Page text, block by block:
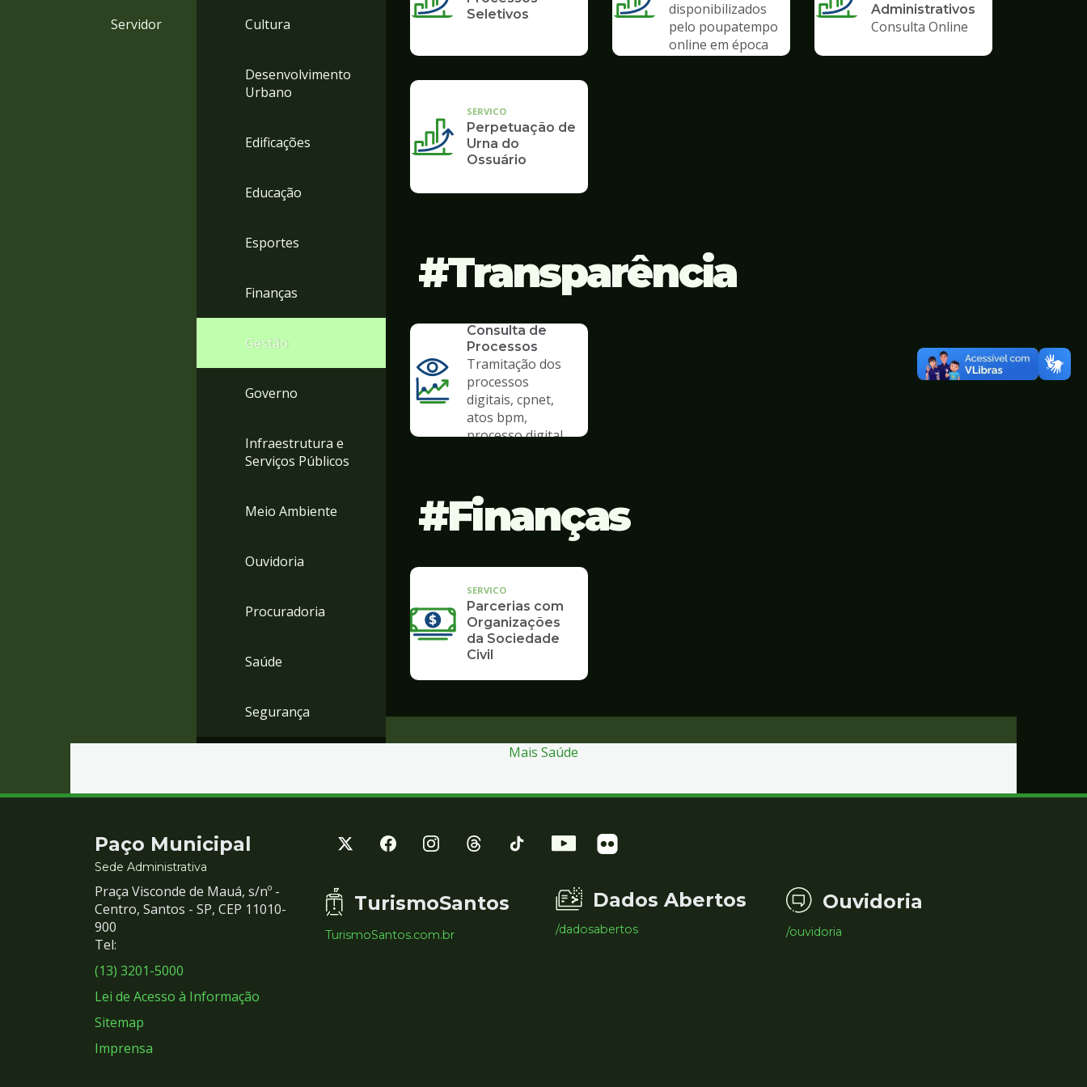
Servidor Cultura
Desenvolvimento
Urbano
Edificações
Educação
Esportes
Finanças
Gestão
Governo
Infraestrutura e
Serviços Públicos
Meio Ambiente
Ouvidoria
Procuradoria
Saúde
Segurança
Seletivos
disponibilizados
pelo poupatempo
online em época
Administrativos
Consulta Online
SERVICO
Perpetuação de
Urna do
Ossuário
Transparência
Consulta de
Processos
Tramitação dos
processos
digitais, cpnet,
atos bpm,
processo digital
Finanças
SERVICO
Parcerias com
Organizações
da Sociedade
Civil
Mais Saúde
Contato
e
Redes
Sociais
Paço Municipal
Sede Administrativa
Praça Visconde de Mauá, s/nº -
Centro, Santos - SP, CEP 11010-
900
Tel:
(13) 3201-5000
Lei de Acesso à Informação
Sitemap
Imprensa
TurismoSantos
TurismoSantos.com.br
Dados Abertos
/dadosabertos
Ouvidoria
/ouvidoria